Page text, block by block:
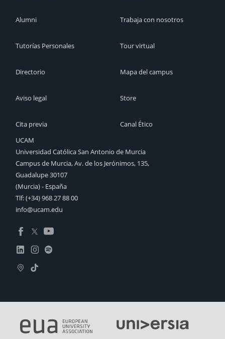
Alumni
Tutorías Personales
Directorio
Aviso legal
Cita previa
Trabaja con nosotros
Tour virtual
Mapa del campus
Store
Canal Ético
UCAM
Universidad Católica San Antonio de Murcia
Campus de Murcia, Av. de los Jerónimos, 135,
Guadalupe 30107
(Murcia) - España
Tlf:(+34) 968 27 88 00
info@ucam.edu